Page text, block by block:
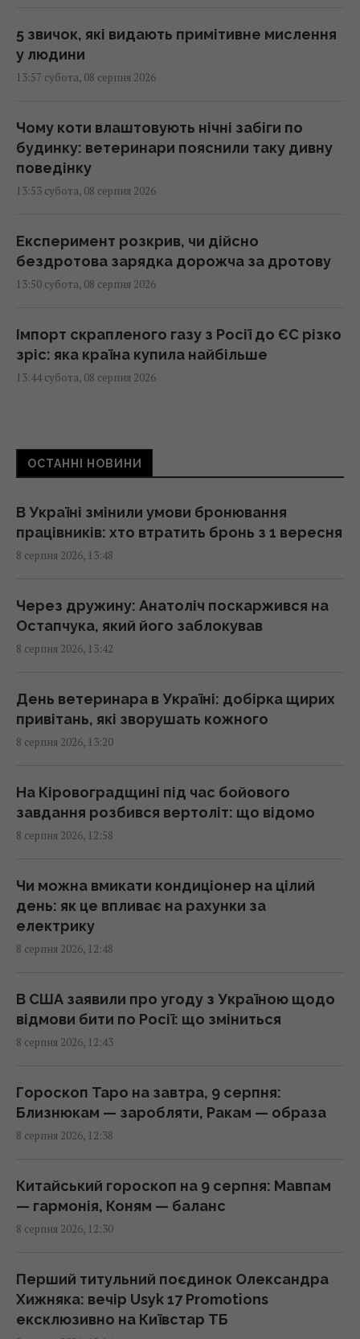
5 звичок, які видають примітивне мислення
у людини
13:57 субота, 08 серпня 2026
Чому коти влаштовують нічні забіги по
будинку: ветеринари пояснили таку дивну
поведінку
13:53 субота, 08 серпня 2026
Експеримент розкрив, чи дійсно
бездротова зарядка дорожча за дротову
13:50 субота, 08 серпня 2026
Імпорт скрапленого газу з Росії до ЄС різко
зріс: яка країна купила найбільше
13:44 субота, 08 серпня 2026
Хижняка: вечір Usyk 17 Promotions
ексклюзивно на Київстар ТБ
На один знак Зодіаку ось-ось чекає
феєричний камбек після кількох років
13:23 субота, 08 серпня 2026
Армія США витратить $400 млн на лазерні
13:13 субота, 08 серпня 2026
Нові рішення Нацбанку дозволять бізнесу
деталі
13:12 субота, 08 серпня 2026
поспішає вийти заміж
13:06 субота, 08 серпня 2026
Обробка вхідних дверей оцтом: досвідчені
13:00 субота, 08 серпня 2026
Цінують за надійність та довговічність:
у світі
12:51 субота, 08 серпня 2026
популярних міфів, які давно розвінчали
12:50 субота, 08 серпня 2026
сухофрукт, який може здивувати своєю
користю
12:42 субота, 08 серпня 2026
ОСТАННІ НОВИНИ
В Україні змінили умови бронювання
працівників: хто втратить бронь з 1 вересня
8 серпня 2026, 13:48
Через дружину: Анатоліч поскаржився на
Остапчука, який його заблокував
8 серпня 2026, 13:42
День ветеринара в Україні: добірка щирих
привітань, які зворушать кожного
8 серпня 2026, 13:20
На Кіровоградщині під час бойового
завдання розбився вертоліт: що відомо
8 серпня 2026, 12:58
Чи можна вмикати кондиціонер на цілий
день: як це впливає на рахунки за
електрику
8 серпня 2026, 12:48
В США заявили про угоду з Україною щодо
відмови бити по Росії: що зміниться
8 серпня 2026, 12:43
Гороскоп Таро на завтра, 9 серпня:
Близнюкам — заробляти, Ракам — образа
8 серпня 2026, 12:38
Китайський гороскоп на 9 серпня: Мавпам
— гармонія, Коням — баланс
8 серпня 2026, 12:30
Перший титульний поєдинок Олександра
Хижняка: вечір Usyk 17 Promotions
ексклюзивно на Київстар ТБ